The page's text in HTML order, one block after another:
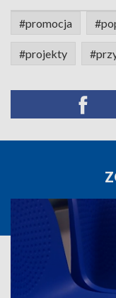
#promocja
#projekty